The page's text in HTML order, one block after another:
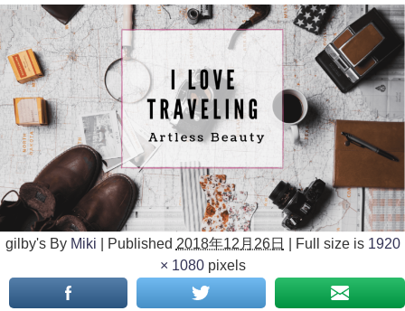
gilby's By Miki Published 2018年12月26日 Full size is 1920
× 1080pixels